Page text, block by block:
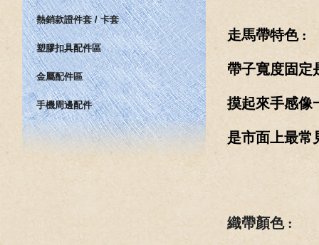
熱銷款證件套 / 卡套
塑膠扣具配件區
金屬配件區
手機周邊配件
走馬帶特色 :
帶子寬度固定
摸起來手感像
是市面上最常
織帶顏色 :